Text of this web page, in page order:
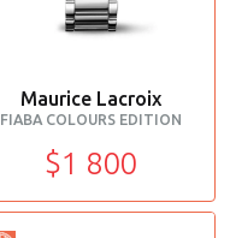
Maurice Lacroix
FIABA COLOURS EDITION
$1 800